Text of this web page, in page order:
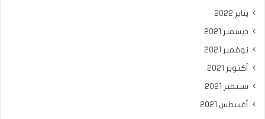
يناير 2022
ديسمبر 2021
نوفمبر 2021
أكتوبر 2021
سبتمبر 2021
أغسطس 2021